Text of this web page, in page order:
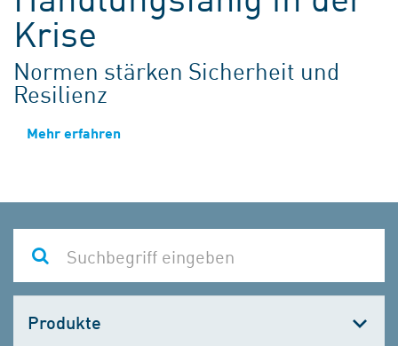
Krise
Normen stärken Sicherheit und
Resilienz
Mehr erfahren
wählen